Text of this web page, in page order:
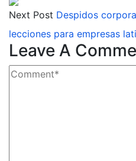
Next Post Despidos
lecciones para empresas
Leave A